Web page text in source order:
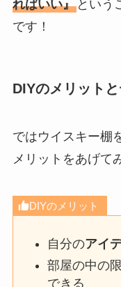
ればいい』という
です！
DIYのメリット
ではウイスキー棚
メリットをあげて
DIYのメリット
自分のアイ
部屋の中の
できる